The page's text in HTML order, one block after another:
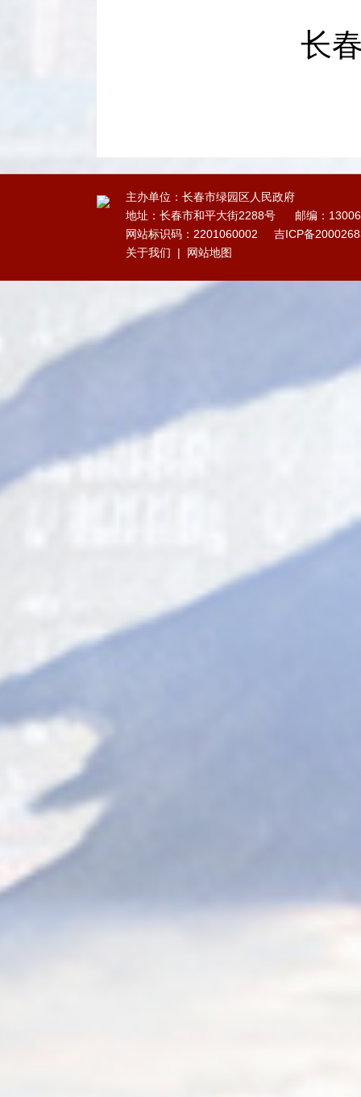
长春
主办单位：长春市绿园区人民政府
地址：长春市和平大街2288号
邮编：
网站标识码：2201060002
吉ICP备
关于我们 | 网站地图